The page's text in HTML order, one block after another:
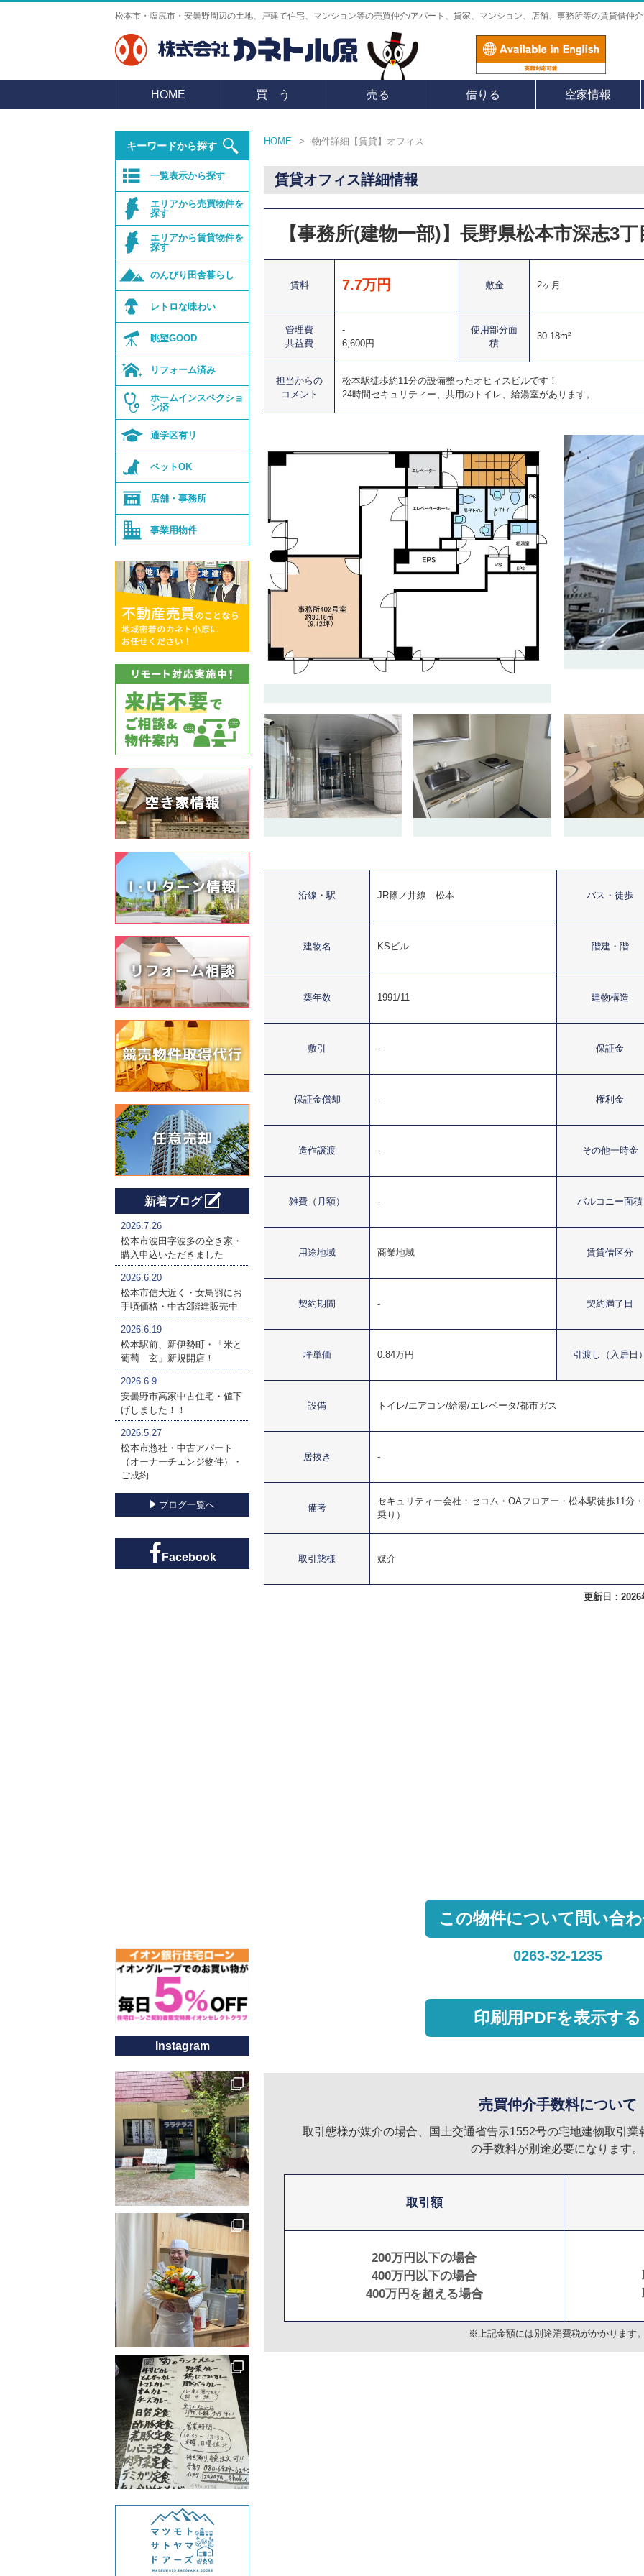
松本市・塩尻市・安曇野周辺の土地、戸建て住宅、マンション等の売買仲介/アパート、貸家、マンション、店舗、事務所等の賃貸借仲介
HOME 買 う 売る 借りる 空家情報
HOME > 物件詳細【賃貸】オフィス
賃貸オフィス詳細情報
【事務所(建物一部)】長野県松本市深志3丁
賃料 7.7万円 敷金 2ヶ月
管理費
共益費
-
6,600円
使用部分面
積
30.18m²
担当からの
コメント
松本駅徒歩約11分の設備整ったオヒィスビルです！
24時間セキュリティー、共用のトイレ、給湯室があります。
沿線・駅 JR篠ノ井線 松本 バス・徒歩
建物名 KSビル 階建・階
築年数 1991/11 建物構造
敷引 - 保証金
保証金償却 - 権利金
造作譲渡 - その他一時金
雑費（月額） - バルコニー面積
用途地域 商業地域 賃貸借区分
契約期間 - 契約満了日
坪単価 0.84万円 引渡し（入居日
設備 トイレ/エアコン/給湯/エレベータ/都市ガス
居抜き -
備考
セキュリティー会社：セコム・OAフロアー・松本駅徒歩11分
乗り）
取引態様 媒介
更新日：
この物件について問い合
0263-32-1235
印刷用PDFを表示する
売買仲介手数料について
取引態様が媒介の場合、国土交通省告示1552号の宅地建物取引
の手数料が別途必要になります。
取引額
200万円以下の場合
400万円以下の場合
400万円を超える場合
※上記金額には別途消費税がかかります
キーワードから探す
一覧表示から探す
エリアから売買物件を
探す
エリアから賃貸物件を
探す
のんびり田舎暮らし
レトロな味わい
眺望GOOD
リフォーム済み
ホームインスペクショ
ン済
通学区有リ
ペットOK
店舗・事務所
事業用物件
新着ブログ
2026.7.26
松本市波田字波多の空き家・
購入申込いただきました
2026.6.20
松本市信大近く・女鳥羽にお
手頃価格・中古2階建販売中
2026.6.19
松本駅前、新伊勢町・「米と
葡萄 玄」新規開店！
2026.6.9
安曇野市高家中古住宅・値下
げしました！！
2026.5.27
松本市惣社・中古アパート
（オーナーチェンジ物件）・
ご成約
ブログ一覧へ
Facebook
Instagram